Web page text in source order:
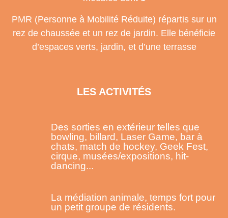
PMR (Personne à Mobilité Réduite) répartis sur un
rez de chaussée et un rez de jardin. Elle bénéficie
d’espaces verts, jardin, et d’une terrasse
LES ACTIVITÉS
Des sorties en extérieur telles que
bowling, billard, Laser Game, bar à
chats, match de hockey, Geek Fest,
cirque, musées/expositions, hit-
dancing...
La médiation animale, temps fort pour
un petit groupe de résidents.